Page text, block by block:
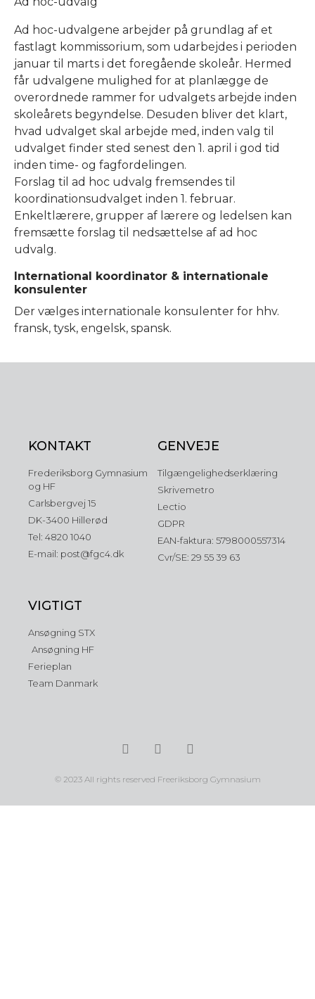
Ad hoc-udvalgene arbejder på grundlag af et
fastlagt kommissorium, som udarbejdes i perioden
januar til marts i det foregående skoleår. Hermed
får udvalgene mulighed for at planlægge de
overordnede rammer for udvalgets arbejde inden
skoleårets begyndelse. Desuden bliver det klart,
hvad udvalget skal arbejde med, inden valg til
udvalget finder sted senest den 1. april i god tid
inden time- og fagfordelingen.
Forslag til ad hoc udvalg fremsendes til
koordinationsudvalget inden 1. februar.
Enkeltlærere, grupper af lærere og ledelsen kan
fremsætte forslag til nedsættelse af ad hoc
udvalg.
International koordinator & internationale
konsulenter
Der vælges internationale konsulenter for hhv.
fransk, tysk, engelsk, spansk.
KONTAKT
Frederiksborg Gymnasium
og HF
Carlsbergvej 15
DK-3400 Hillerød
Tel: 4820 1040
E-mail: post@fgc4.dk
GENVEJE
Tilgængelighedserklæring
Skrivemetro
Lectio
GDPR
EAN-faktura: 5798000557314
Cvr/SE: 29 55 39 63
VIGTIGT
Ansøgning STX
Ansøgning HF
Ferieplan
Team Danmark
© 2023 All rights reserved Freeriksborg Gymnasium